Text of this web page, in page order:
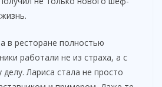
в ресторане полностью
работали не из страха, а с
Лариса стала не просто